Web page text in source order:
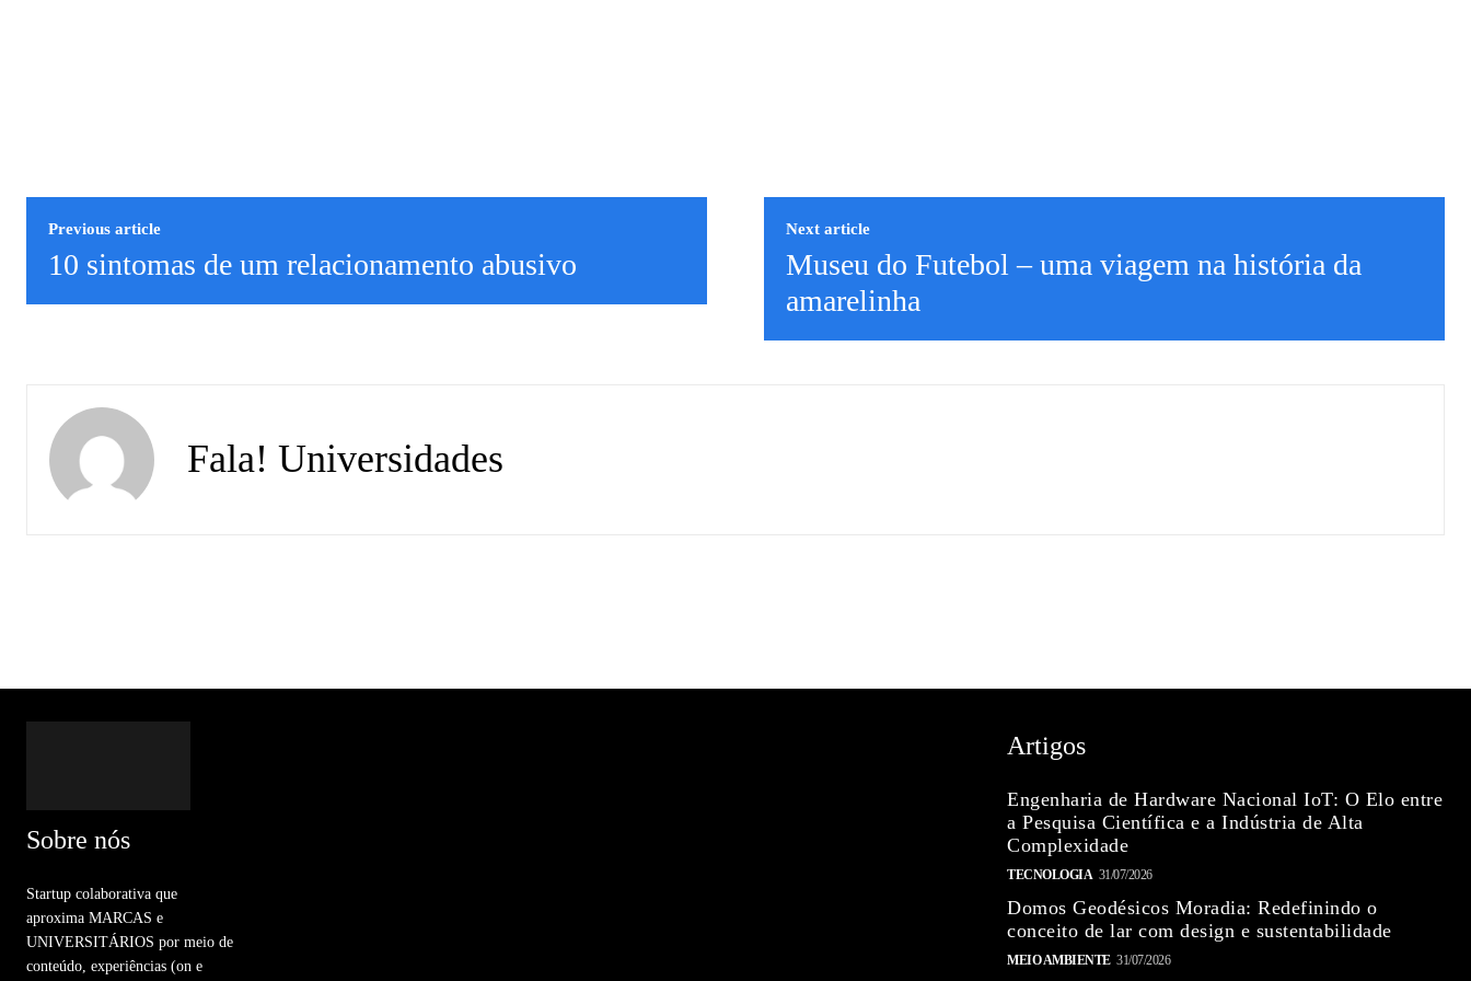
Previous article
10 sintomas de um relacionamento abusivo
Next article
Museu do Futebol – uma viagem na história da
amarelinha
Fala! Universidades
Sobre nós
Startup colaborativa que
aproxima MARCAS e
UNIVERSITÁRIOS por meio de
conteúdo, experiências (on e
Artigos
Engenharia de Hardware Nacional IoT: O Elo entre
a Pesquisa Científica e a Indústria de Alta
Complexidade
TECNOLOGIA 31/07/2026
Domos Geodésicos Moradia: Redefinindo o
conceito de lar com design e sustentabilidade
MEIO AMBIENTE 31/07/2026